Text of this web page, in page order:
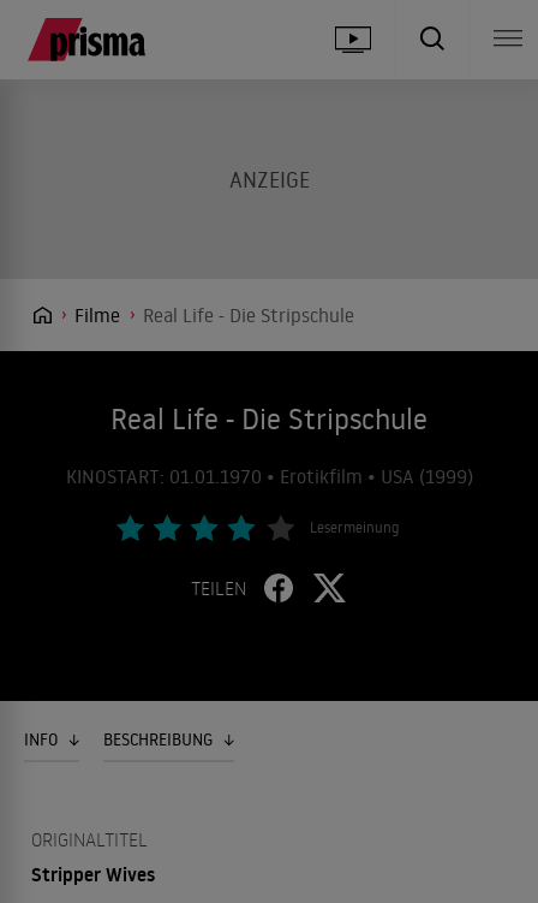
Filme Real Life - Die Stripschule
Real Life - Die Stripschule
KINOSTART: 01.01.1970 • Erotikfilm • USA (1999)
Lesermeinung
TEILEN
INFO BESCHREIBUNG
ORIGINALTITEL
Stripper Wives